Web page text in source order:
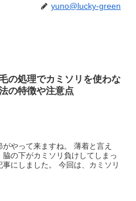
yuno@lucky-green
の処理でカミソリを使わな
の特徴や注意点
やって来ますね。 薄着と言え
の下がカミソリ負けしてしまっ
にしました。 今回は、カミソリ